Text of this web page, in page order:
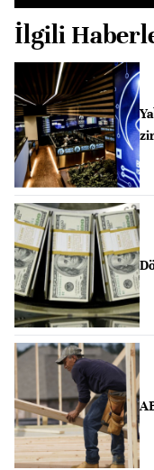
İlgili